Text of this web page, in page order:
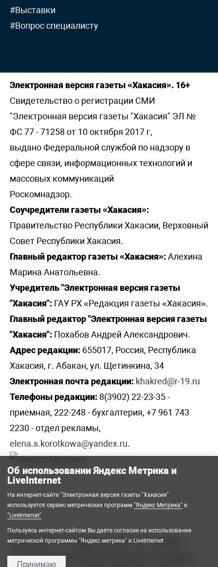
#Выставки
#Вопрос специалисту
Электронная версия газеты «Хакасия». 16+
Свидетельство о регистрации СМИ
"Электронная версия газеты "Хакасия" ЭЛ №
ФС 77 - 71258 от 10 октября 2017 г,
выдано Федеральной службой по надзору в
сфере связи, информационных технологий и
массовых коммуникаций
Роскомнадзор.
Соучредители газеты «Хакасия»:
Правительство Республики Хакасии, Верховный
Совет Республики Хакасия.
Главный редактор газеты «Хакасия»:Алехина
Марина Анатольевна.
Учредитель "Электронная версия газеты
"Хакасия": ГАУ РХ «Редакция газеты «Хакасия».
Главный редактор "Электронная версия газеты
"Хакасия": Похабов Андрей Александрович.
Адрес редакции: 655017, Россия, Республика
Хакасия, г. Абакан, ул. Щетинкина, 34
Электронная почта редакции: khakred@r-19.ru
Телефоны редакции: 8(3902) 22-23-35 -
приемная, 222-248 - бухгалтерия, +7 961 743
2230 - отдел рекламы,
elena.s.korotkowa@yandex.ru.
2008-2026 © Государственное автономное
учреждение Республики Хакасия «Редакция
Об использовании Яндекс Метрика и
LiveInternet
На интернет-сайте "Электронная версия газеты "Хакасия"
используется сервис метрических программ "Яндекс Метрика" и
"LiveInternet"
Пользуясь интернет-сайтом Вы даёте согласие на использование
метрической программы "Яндекс метрика" и LiveInternet
Принимаю